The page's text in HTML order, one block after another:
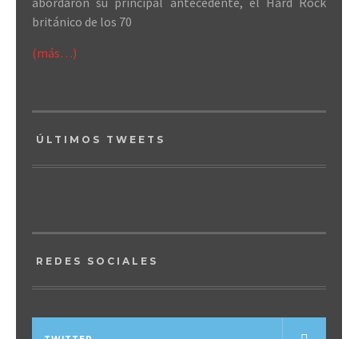
británico de los 70
(más…)
ÚLTIMOS TWEETS
REDES SOCIALES